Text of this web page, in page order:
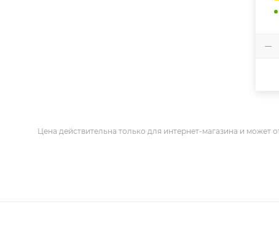
Цена действительна только для интернет-магазина и может